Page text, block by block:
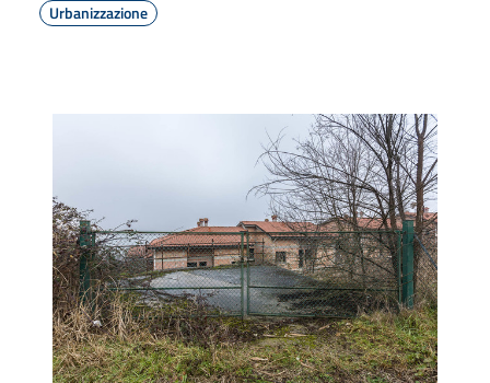
Urbanizzazione